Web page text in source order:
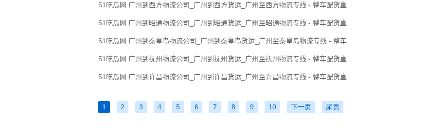
51吃瓜网:广州到西方物流公司_广州到西方货运_广州至西方物流专线 - 整车配货直
51吃瓜网:广州到昭通物流公司_广州到昭通货运_广州至昭通物流专线 - 整车配货直
51吃瓜网:广州到秦皇岛物流公司_广州到秦皇岛货运_广州至秦皇岛物流专线 - 整车
51吃瓜网:广州到抚州物流公司_广州到抚州货运_广州至抚州物流专线 - 整车配货直
51吃瓜网:广州到许昌物流公司_广州到许昌货运_广州至许昌物流专线 - 整车配货直
1 2 3 4 5 6 7 8 9 10 下一页 尾页